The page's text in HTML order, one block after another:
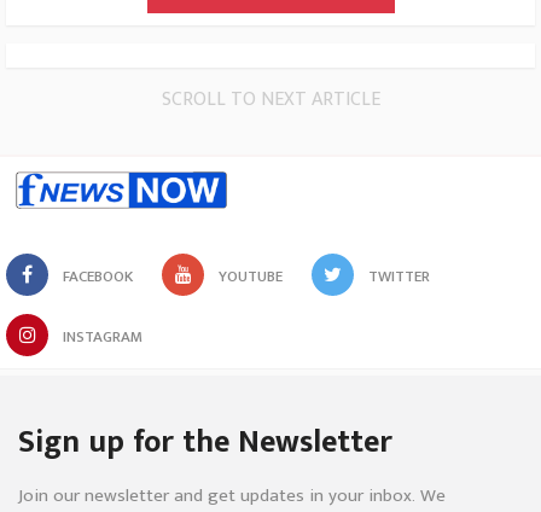
SCROLL TO NEXT ARTICLE
FACEBOOK YOUTUBE TWITTER
INSTAGRAM
Sign up for the Newsletter
Join our newsletter and get updates in your inbox. We